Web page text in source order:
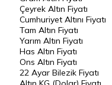
Endeksler
DÖVİZ
Döviz Kuru
Dolar Kuru
Çeyrek Altın Fiyatı
Cumhuriyet Altını Fiyatı
Tam Altın Fiyatı
Yarım Altın Fiyatı
Has Altın Fiyatı
Ons Altın Fiyatı
22 Ayar Bilezik Fiyatı